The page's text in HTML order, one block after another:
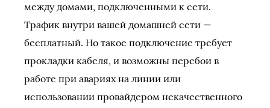
между домами, подключенными к сети.
Трафик внутри вашей домашней сети —
бесплатный. Но такое подключение требует
прокладки кабеля, и возможны перебои в
работе при авариях на линии или
использовании провайдером некачественного